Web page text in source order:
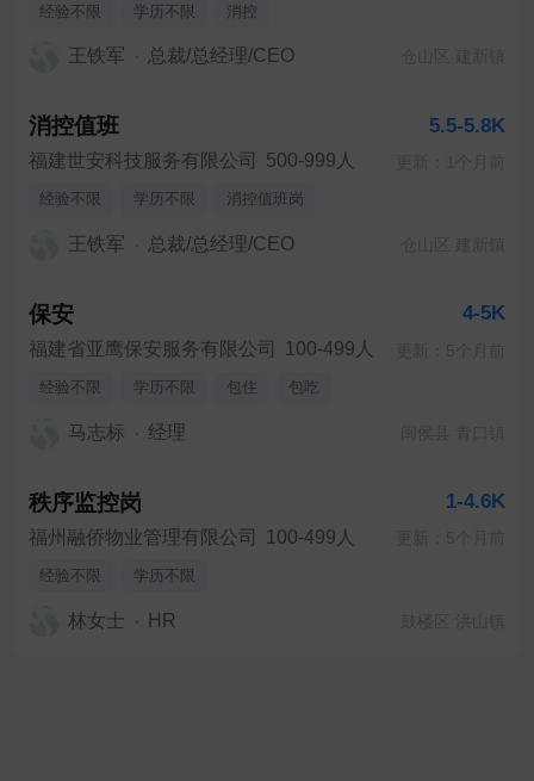
经验不限 学历不限 消控
王铁军 总裁/总经理/CEO
消控值班 5.5-5.8K
福建世安科技服务有限公司 500-999人
经验不限 学历不限 消控值班岗
王铁军 总裁/总经理/CEO
保安 4-5K
福建省亚鹰保安服务有限公司 100-499人
经验不限 学历不限 包住 包吃
马志标 经理
秩序监控岗 1-4.6K
福州融侨物业管理有限公司 100-499人
经验不限 学历不限
林女士 HR